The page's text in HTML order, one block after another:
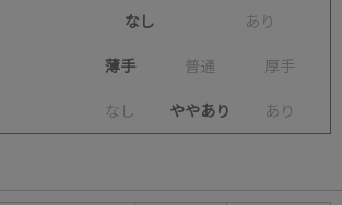
なし あ り
薄手 普通 厚手
な し ややあり あ り